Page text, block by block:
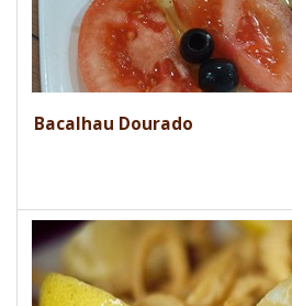
Bacalhau Dourado